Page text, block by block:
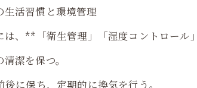
活習慣と環境管理
、**「衛生管理」「湿度コントロール
潔を保つ。
に保ち、定期的に換気を行う。